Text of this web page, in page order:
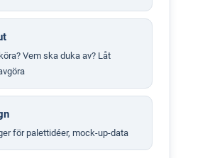
Vem ska duka av? Låt
för palettidéer, mock-up-data